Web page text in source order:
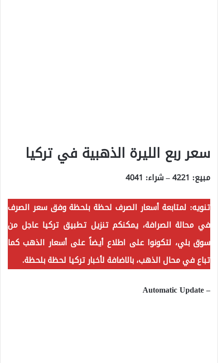
سعر ربع الليرة الذهبية في تركيا
مبيع: 4221 – شراء: 4041
تنويه: لمتابعة أسعار الصرف لحظة بلحظة وفق سعر الصرف
في محالة الصرافة، يمكنكم تنزيل تطبيق تركيا عاجل من
سوق بلي، لتكونوا على اطلاع أيضاً على أسعار الذهب كما
تباع في محال الذهب، بالاضافة لأخبار تركيا لحظة بلحظة.
– Automatic Update